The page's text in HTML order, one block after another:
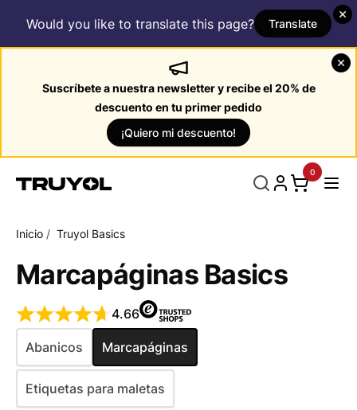
Would you like to translate this page? Translate
Suscríbete a nuestra newsletter y recibe el 20% de
descuento en tu primer pedido
¡Quiero mi descuento!
0
Inicio / Truyol Basics
Marcapáginas Basics
4.66
Abanicos Marcapáginas
Etiquetas para maletas